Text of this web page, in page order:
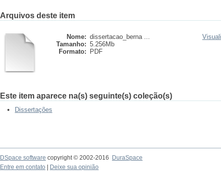
Arquivos deste item
Nome: dissertacao_berna ...
Tamanho: 5.256Mb
Formato:
PDF
Este item aparece na(s) seguinte(s) coleção(s)
Dissertações
DSpace software copyright © 2002-2016
DuraSpace
Entre em contato
Deixe sua opinião